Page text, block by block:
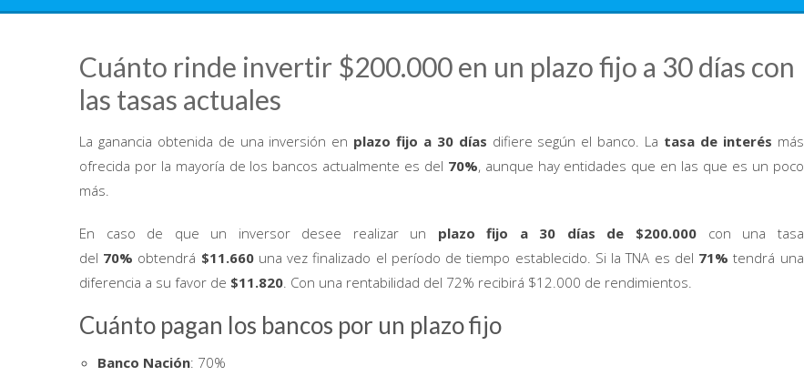
Cuánto rinde invertir $200.000 en un plazo fijo a 30 días con
las tasas actuales
La ganancia obtenida de una inversión en plazo fijo a 30 días difiere según el banco. La tasa de interés más
ofrecida por la mayoría de los bancos actualmente es del 70%, aunque hay entidades que en las que es un poco
más.
En caso de que un inversor desee realizar un plazo fijo a 30 días de $200.000 con una tasa
del 70% obtendrá $11.660una vez finalizado el período de tiempo establecido. Si la TNA es del 71% tendrá una
diferencia a su favor de $11.820. Con una rentabilidad del 72% recibirá $12.000 de rendimientos.
Cuánto pagan los bancos por un plazo fijo
Banco Nación: 70%